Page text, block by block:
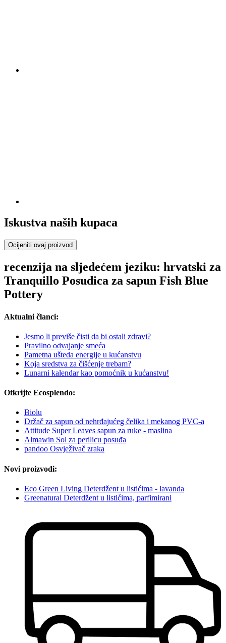
Iskustva naših kupaca
Ocijeniti ovaj proizvod
recenzija na sljedećem jeziku: hrvatski za
Tranquillo Posudica za sapun Fish Blue
Pottery
Aktualni članci:
Jesmo li previše čisti da bi ostali zdravi?
Pravilno odvajanje smeća
Pametna ušteda energije u kućanstvu
Koja sredstva za čišćenje trebam?
Lunarni kalendar kao pomoćnik u kućanstvu!
Otkrijte Ecosplendo:
Biolu
Držač za sapun od nehrđajućeg čelika i mekanog PVC-a
Attitude Super Leaves sapun za ruke - maslina
Almawin Sol za perilicu posuđa
pandoo Osvježivač zraka
Novi proizvodi:
Eco Green Living Deterdžent u listićima - lavanda
Greenatural Deterdžent u listićima, parfimirani